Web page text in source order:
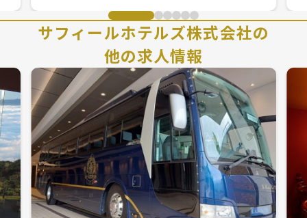
サフィールホテルズ株式会社の
他の求人情報